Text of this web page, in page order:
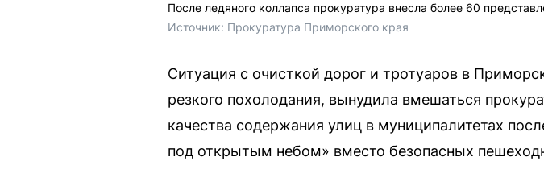
После ледяного коллапса прокуратура внесла более 60
Источник: Прокуратура Приморского края
Ситуация с очисткой дорог и тротуаров в
резкого похолодания, вынудила вмешаться
качества содержания улиц в муниципалитетах
под открытым небом» вместо безопасных